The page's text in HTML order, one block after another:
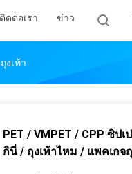
ติดต่อเรา ข่าว
งเท้า
PET / VMPET / CPP ซิป
กินี่ / ถุงเท้าไหม / แพคเกจ